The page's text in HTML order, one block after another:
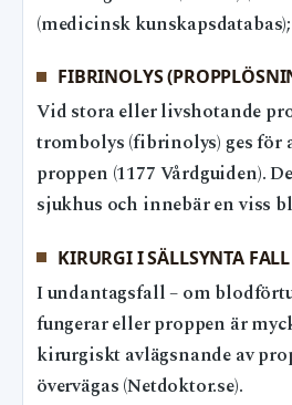
(medicinsk
FIBRINOLYS
Vid stora eller livshotande
trombolys (fibrinolys) ges för
proppen (1177 Vårdguiden).
sjukhus och innebär en viss
KIRURGI I SÄLLSYNTA FALL
I undantagsfall – om
fungerar eller proppen är
kirurgiskt avlägsnande av
övervägas (Netdoktor.se).